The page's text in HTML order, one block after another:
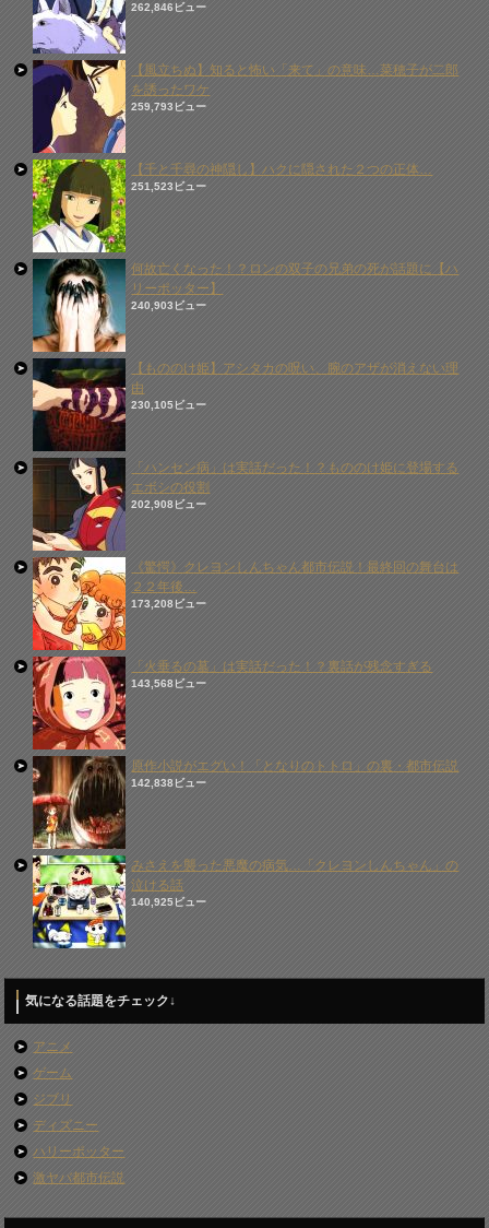
262,846ビュー
【風立ちぬ】知ると怖い「来て」の意味…菜穂子が二郎
を誘ったワケ
259,793ビュー
【千と千尋の神隠し】ハクに隠された２つの正体…
251,523ビュー
何故亡くなった！？ロンの双子の兄弟の死が話題に【ハ
リーポッター】
240,903ビュー
【もののけ姫】アシタカの呪い、腕のアザが消えない理
由
230,105ビュー
「ハンセン病」は実話だった！？もののけ姫に登場する
エボシの役割
202,908ビュー
《驚愕》クレヨンしんちゃん都市伝説！最終回の舞台は
２２年後…
173,208ビュー
「火垂るの墓」は実話だった！？裏話が残念すぎる
143,568ビュー
原作小説がエグい！「となりのトトロ」の裏・都市伝説
142,838ビュー
みさえを襲った悪魔の病気…「クレヨンしんちゃん」の
泣ける話
140,925ビュー
気になる話題をチェック↓
アニメ
ゲーム
ジブリ
ディズニー
ハリーポッター
激ヤバ都市伝説